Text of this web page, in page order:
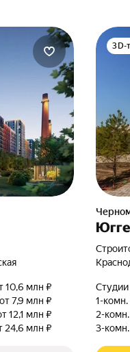
10,6 млн ₽
от 7,9 млн ₽
12,1 млн ₽
24,6 млн ₽
3D-
Югге
Студии
1-комн.
2-комн.
3-